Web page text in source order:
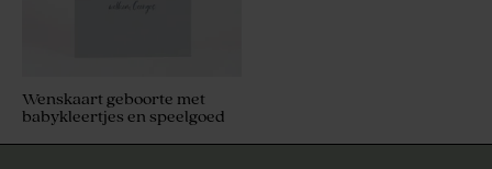
Wenskaart geboorte met
babykleertjes en speelgoed